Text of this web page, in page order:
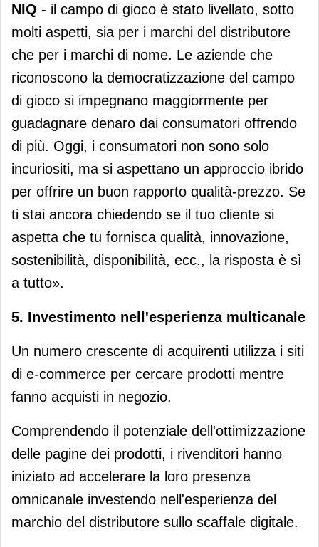
NIQ - il campo di gioco è stato livellato, sotto
molti aspetti, sia per i marchi del distributore
che per i marchi di nome. Le aziende che
riconoscono la democratizzazione del campo
di gioco si impegnano maggiormente per
guadagnare denaro dai consumatori offrendo
di più. Oggi, i consumatori non sono solo
incuriositi, ma si aspettano un approccio ibrido
per offrire un buon rapporto qualità-prezzo. Se
ti stai ancora chiedendo se il tuo cliente si
aspetta che tu fornisca qualità, innovazione,
sostenibilità, disponibilità, ecc., la risposta è sì
a tutto».
5. Investimento nell'esperienza multicanale
Un numero crescente di acquirenti utilizza i siti
di e-commerce per cercare prodotti mentre
fanno acquisti in negozio.
Comprendendo il potenziale dell'ottimizzazione
delle pagine dei prodotti, i rivenditori hanno
iniziato ad accelerare la loro presenza
omnicanale investendo nell'esperienza del
marchio del distributore sullo scaffale digitale.